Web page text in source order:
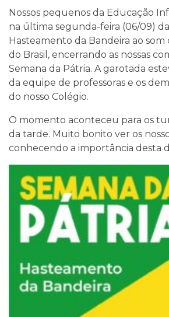
Nossos pequenos da Educação
na última segunda-feira (06/09)
Hasteamento da Bandeira ao som
do Brasil, encerrando as nossas
Semana da Pátria. A garotada
da equipe de professoras e os
do nosso Colégio.
O momento aconteceu para os
da tarde. Muito bonito ver os
conhecendo a importância desta